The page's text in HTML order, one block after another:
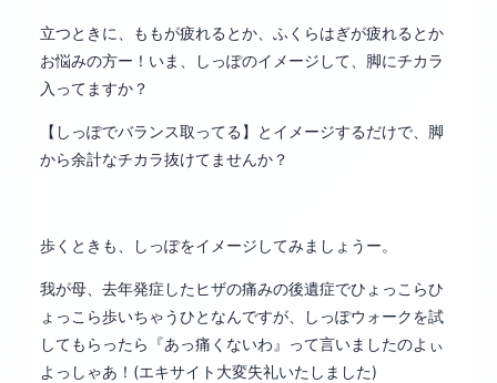
立つときに、ももが疲れるとか、ふくらはぎが疲れるとか
お悩みの方ー！いま、しっぽのイメージして、脚にチカラ
入ってますか？
【しっぽでバランス取ってる】とイメージするだけで、脚
から余計なチカラ抜けてませんか？
歩くときも、しっぽをイメージしてみましょうー。
我が母、去年発症したヒザの痛みの後遺症でひょっこらひ
ょっこら歩いちゃうひとなんですが、しっぽウォークを試
してもらったら『あっ痛くないわ』って言いましたのよぃ
よっしゃあ！(エキサイト大変失礼いたしました)